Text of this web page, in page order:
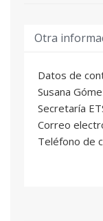
María
04
4,5 ECTS
Victor
sector
Mª
Otra
Datos de
Susana
Secretaría
Correo
Teléfono de